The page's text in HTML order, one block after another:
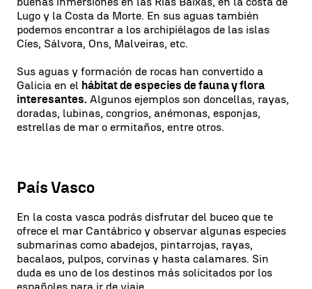
Lugo y la Costa da Morte. En sus aguas también
podemos encontrar a los archipiélagos de las islas
Cíes, Sálvora, Ons, Malveiras, etc.
Sus aguas y formación de rocas han convertido a
Galicia en el hábitat de especies de fauna y flora
interesantes. Algunos ejemplos son doncellas, rayas,
doradas, lubinas, congrios, anémonas, esponjas,
estrellas de mar o ermitaños, entre otros.
País Vasco
En la costa vasca podrás disfrutar del buceo que te
ofrece el mar Cantábrico y observar algunas especies
submarinas como abadejos, pintarrojas, rayas,
bacalaos, pulpos, corvinas y hasta calamares. Sin
duda es uno de los destinos más solicitados por los
españoles para ir de viaje.